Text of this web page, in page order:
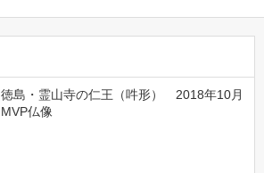
徳島・霊山寺の仁王（吽形） 2018年10月
MVP仏像